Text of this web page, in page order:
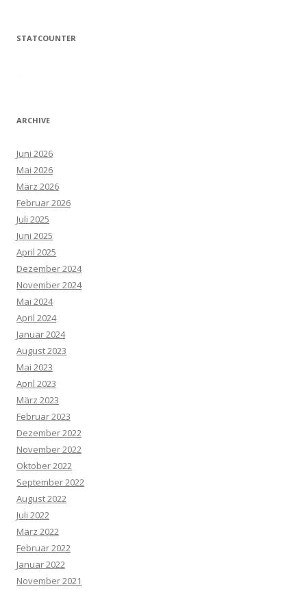
STATCOUNTER
ARCHIVE
Juni 2026
Mai 2026
März 2026
Februar 2026
Juli 2025
Juni 2025
April 2025
Dezember 2024
November 2024
Mai 2024
April 2024
Januar 2024
August 2023
Mai 2023
April 2023
März 2023
Februar 2023
Dezember 2022
November 2022
Oktober 2022
September 2022
August 2022
Juli 2022
März 2022
Februar 2022
Januar 2022
November 2021